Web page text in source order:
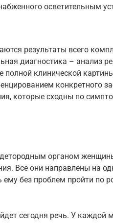
осветительным
результаты всего
диагностика – анализ
полной клинической
конкретного
которые сходны по
органом
Все они направлены на
ему без проблем пройти по
сегодня речь. У каждой